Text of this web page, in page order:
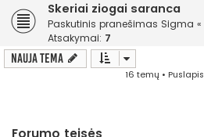
Skeriai ziogai saranca
Paskutinis pranešimas Sigma «
Atsakymai: 7
Nauja tema
16 temų • Puslapis